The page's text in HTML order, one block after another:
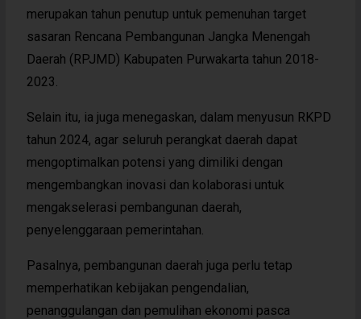
merupakan tahun penutup untuk pemenuhan target
sasaran Rencana Pembangunan Jangka Menengah
Daerah (RPJMD) Kabupaten Purwakarta tahun 2018-
2023.
Selain itu, ia juga menegaskan, dalam menyusun RKPD
tahun 2024, agar seluruh perangkat daerah dapat
mengoptimalkan potensi yang dimiliki dengan
mengembangkan inovasi dan kolaborasi untuk
mengakselerasi pembangunan daerah,
penyelenggaraan pemerintahan.
Pasalnya, pembangunan daerah juga perlu tetap
memperhatikan kebijakan pengendalian,
penanggulangan dan pemulihan ekonomi pasca